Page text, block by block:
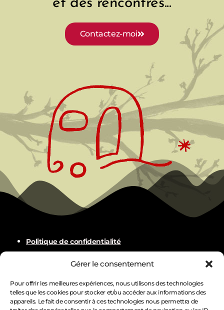
Gérer le consentement
Pour offrir les meilleures expériences, nous utilisons des technologies
telles que les cookies pour stocker et/ou accéder aux informations des
appareils. Le fait de consentir à ces technologies nous permettra de
et des rencontres...
Contactez-moi
Politique de confidentialité
Mentions légales
Plan du site
Gestion des Cookies